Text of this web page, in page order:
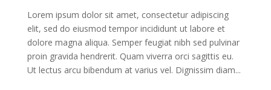
Lorem ipsum dolor sit amet, consectetur adipiscing
elit, sed do eiusmod tempor incididunt ut labore et
dolore magna aliqua. Semper feugiat nibh sed pulvinar
proin gravida hendrerit. Quam viverra orci sagittis eu.
Ut lectus arcu bibendum at varius vel. Dignissim diam...